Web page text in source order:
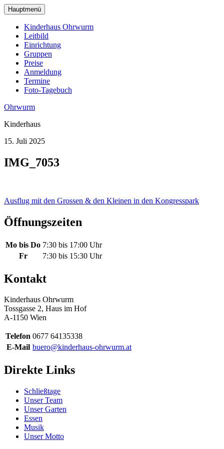
zum
Hauptinhalt
wechseln
Hauptmenü
Kinderhaus Ohrwurm
Leitbild
Einrichtung
Gruppen
Preise
Anmeldung
Termine
Foto-Tagebuch
Ohrwurm
Kinderhaus
15. Juli 2025
IMG_7053
Beitragsnavigation
Ausflug mit den Grossen & den Kleinen in den Kongresspark
Öffnungszeiten
Mo bis Do 7:30 bis 17:00 Uhr
Fr
7:30 bis 15:30 Uhr
Kontakt
Kinderhaus Ohrwurm
Tossgasse 2, Haus im Hof
A-1150 Wien
Telefon 0677 64135338
E-Mail buero@kinderhaus-ohrwurm.at
Direkte Links
Schließtage
Unser Team
Unser Garten
Essen
Musik
Unser Motto